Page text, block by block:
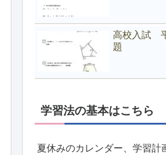
高校入試
題
学習法の基本はこちら
夏休みのカレンダー、学習計